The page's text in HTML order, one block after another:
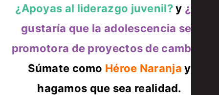
¿Apoyas al liderazgo juvenil?y ¿Te
gustaría que la adolescencia sea
promotora de proyectos de cambio?
Súmate como Héroe Naranja y
hagamos que sea realidad.